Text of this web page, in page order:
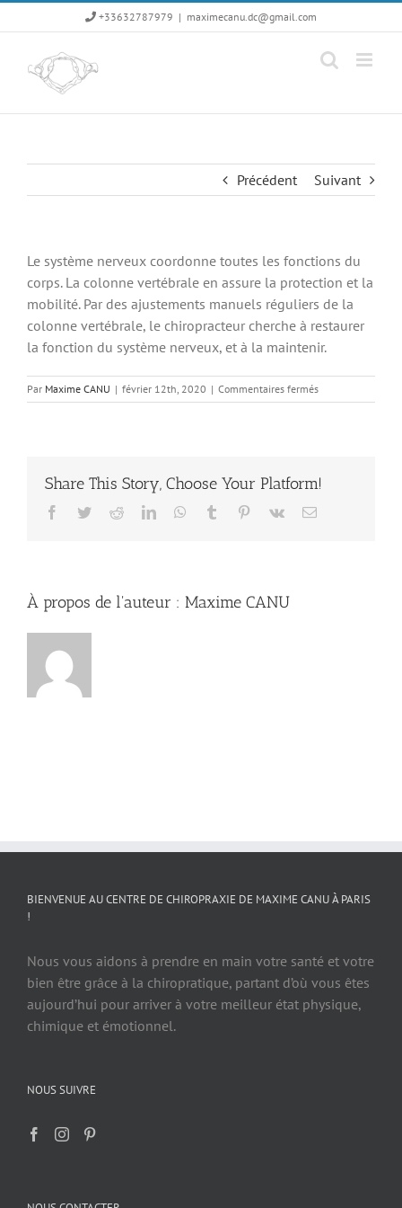
au
contenu
+33632787979 | maximecanu.dc@gmail.com
Précédent Suivant
Le système nerveux coordonne toutes les fonctions du
corps. La colonne vertébrale en assure la protection et la
mobilité. Par des ajustements manuels réguliers de la
colonne vertébrale, le chiropracteur cherche à restaurer
la fonction du système nerveux, et à la maintenir.
Par Maxime CANU | février 12th, 2020 | Commentaires ferméssur
Comment
Share This Story, Choose Your Platform!
Facebook
TwitterRedditLinkedInWhatsApp
Tumblr Pinterest
Vk Email
À propos de l'auteur : Maxime CANU
BIENVENUE AU CENTRE DE CHIROPRAXIE DE MAXIME CANU À PARIS
!
Nous vous aidons à prendre en main votre santé et votre
bien être grâce à la chiropratique, partant d’où vous êtes
aujourd’hui pour arriver à votre meilleur état physique,
chimique et émotionnel.
NOUS SUIVRE